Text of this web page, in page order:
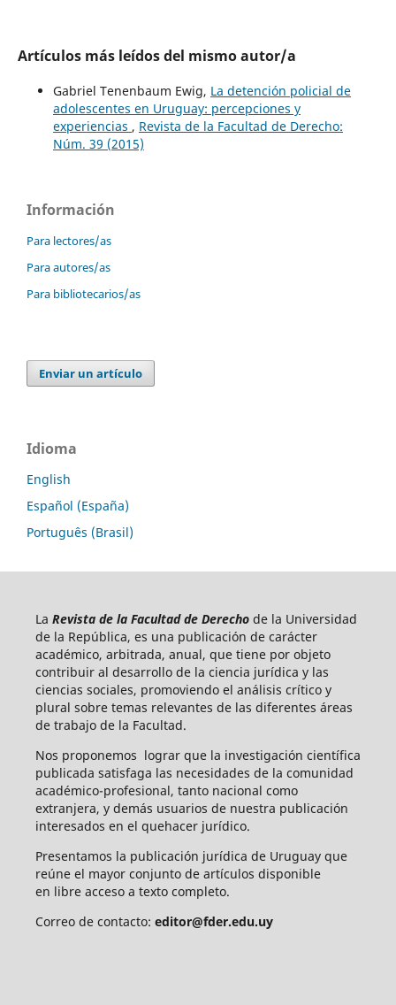
Artículos más leídos del mismo autor/a
Gabriel Tenenbaum Ewig, La detención policial de
adolescentes en Uruguay: percepciones y
experiencias , Revista de la Facultad de Derecho:
Núm. 39 (2015)
Información
Para lectores/as
Para autores/as
Para bibliotecarios/as
Enviar un artículo
Idioma
English
Español (España)
Português (Brasil)
La Revista de la Facultad de Derecho de la Universidad
de la República, es una publicación de carácter
académico, arbitrada, anual, que tiene por objeto
contribuir al desarrollo de la ciencia jurídica y las
ciencias sociales, promoviendo el análisis crítico y
plural sobre temas relevantes de las diferentes áreas
de trabajo de la Facultad.
Nos proponemos lograr que la investigación científica
publicada satisfaga las necesidades de la comunidad
académico-profesional, tanto nacional como
extranjera, y demás usuarios de nuestra publicación
interesados en el quehacer jurídico.
Presentamos la publicación jurídica de Uruguay que
reúne el mayor conjunto de artículos disponible
en libre acceso a texto completo.
Correo de contacto: editor@fder.edu.uy